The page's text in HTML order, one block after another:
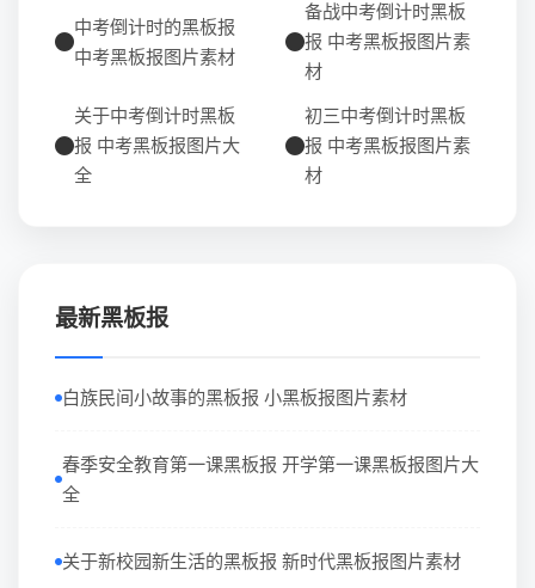
中考倒计时的黑板报
中考黑板报图片素材
备战中考倒计时黑板
报 中考黑板报图片素
材
关于中考倒计时黑板
报 中考黑板报图片大
全
初三中考倒计时黑板
报 中考黑板报图片素
材
最新黑板报
白族民间小故事的黑板报 小黑板报图片素材
春季安全教育第一课黑板报 开学第一课黑板报图片大
全
关于新校园新生活的黑板报 新时代黑板报图片素材